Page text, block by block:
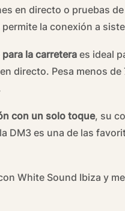
en directo o pruebas
la conexión a
la carretera es ideal
directo. Pesa menos
con un solo toque, su
DM3 es una de las
White Sound Ibiza y